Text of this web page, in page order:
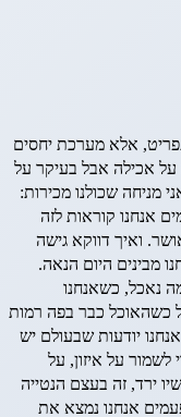
אלא מערכת יחסים
אכילה אבל בעיקר על
מניחה שכולנו מכירות:
אנחנו קוראות לזה
ואיך דווקא גישה
מבינים היום הנאה.
נאכל, כשאנחנו
כשהאוכל כבר בפה רמות
יודעות שבעולם יש
על איזון, על
ירד, זה בעצם הנטייה
אנחנו נמצא את